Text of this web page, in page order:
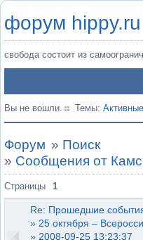
форум hippy.ru
свобода состоит из
Вы не вошли. Темы: Активные
Форум » Поиск
» Сообщения от
Страницы 1
Re: Прошедшие
» 25 октября –
» 2008-09-25 13:23:37